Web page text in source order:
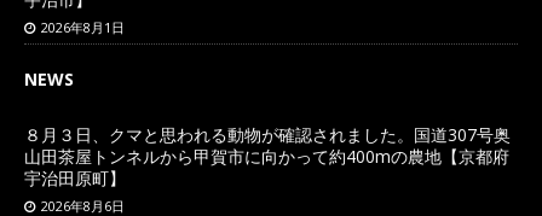
2026年8月1日
NEWS
８月３日、クマと思われる動物が確認されました。国道307号奥
山田茶屋トンネルから甲賀市に向かって約400mの農地【京都府
宇治田原町】
2026年8月6日